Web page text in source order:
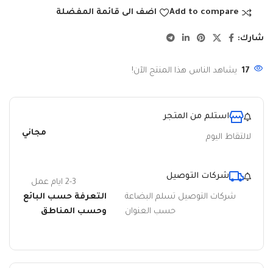
Add to compare اضف الى قائمة المفضلة
شارك:
17 يشاهد الناس هذا المنتج الآن!
استلم من المتجر
لالتقاط اليوم مجاني
شركات التوصيل
شركات التوصيل تسلم البضاعة
حسب العنوان
2-3 ايام عمل
التعرفة حسب البائع
وحسب المناطق